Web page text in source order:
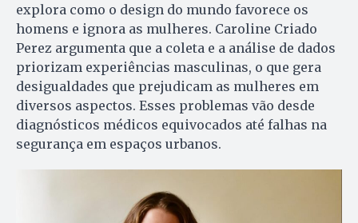
explora como o design do mundo favorece os
homens e ignora as mulheres. Caroline Criado
Perez argumenta que a coleta e a análise de dados
priorizam experiências masculinas, o que gera
desigualdades que prejudicam as mulheres em
diversos aspectos. Esses problemas vão desde
diagnósticos médicos equivocados até falhas na
segurança em espaços urbanos.